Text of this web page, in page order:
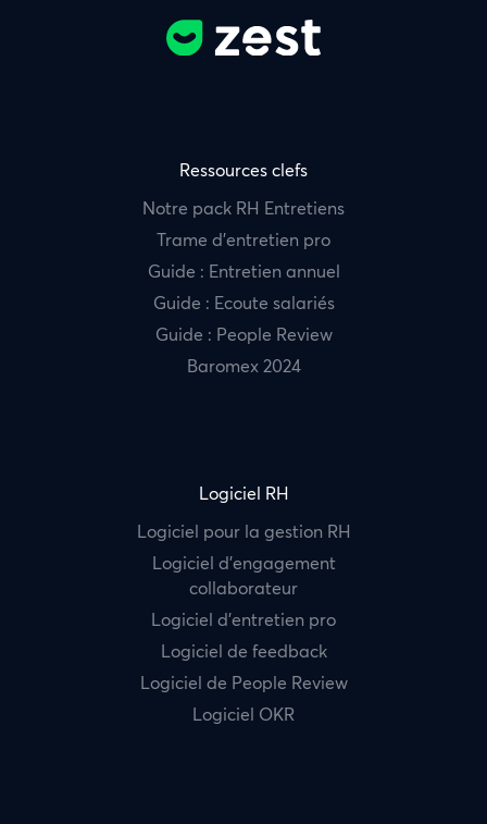
Ressources clefs
Notre pack RH Entretiens
Trame d’entretien pro
Guide : Entretien annuel
Guide : Ecoute salariés
Guide : People Review
Baromex 2024
Logiciel RH
Logiciel pour la gestion RH
Logiciel d’engagement
collaborateur
Logiciel d’entretien pro
Logiciel de feedback
Logiciel de People Review
Logiciel OKR